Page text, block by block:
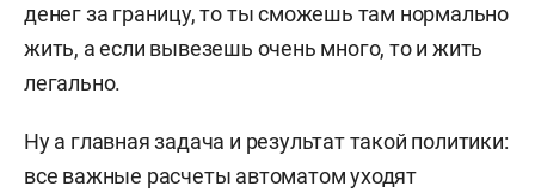
денег за границу, то ты сможешь там нормально
жить, а если вывезешь очень много, то и жить
легально.
Ну а главная задача и результат такой политики:
все важные расчеты автоматом уходят